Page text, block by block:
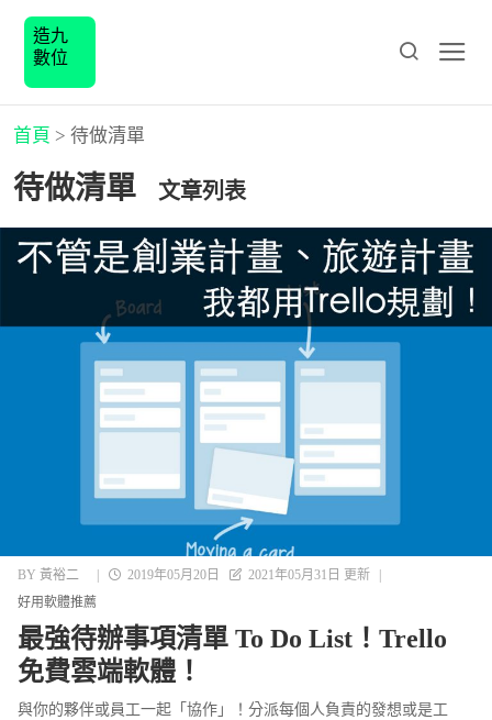
造九
數位
首頁 > 待做清單
待做清單 文章列表
BY 黃裕二 | 2019年05月20日 2021年05月31日 更新
|
好用軟體推薦
最強待辦事項清單 To Do List！Trello
免費雲端軟體！
與你的夥伴或員工一起「協作」！分派每個人負責的發想或是工